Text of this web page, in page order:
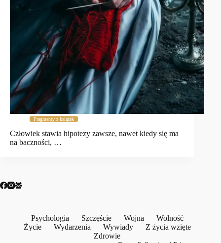
Fragmenty z książek
Człowiek stawia hipotezy zawsze, nawet kiedy się ma
na baczności, …
Psychologia Szczęście Wojna
Wolność
Życie
Wydarzenia Wywiady
Z życia wzięte
Zdrowie